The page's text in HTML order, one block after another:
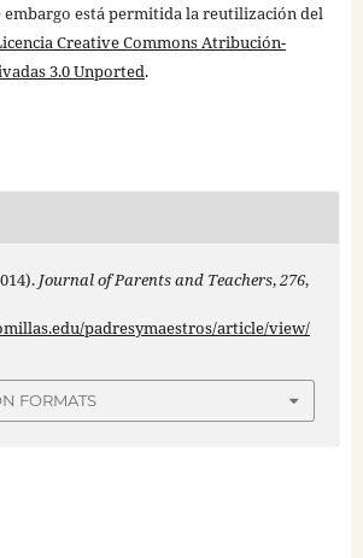
embargo está permitida la reutilización del
Creative Commons Atribución-
3.0 Unported.
Journal of Parents and Teachers,276,
padresymaestros/article/view/
FORMATS